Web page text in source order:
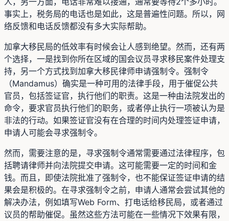
事实上，税务局的电话也是如此，这是普遍性问题。所以，网
络反馈和电话反馈都没有多大实际帮助。
加拿大移民局的低效率有时候会让人感到绝望。然而，还有两
个选择，一是找到你所在区域的国会议员寻求移民案件处理支
持，另一个方式找到加拿大移民律师申请强制令。强制令
（Mandamus）确实是一种可用的法律手段，用于催促公共
官员，包括签证官，执行他们的职责。这是一种由法院发出的
命令，要求官员执行他们的职务，或者停止执行一项被认为是
非法的行动。如果签证官没有在合理的时间内处理签证申请，
申请人可能会寻求强制令。
然而，需要注意的是，寻求强制令通常需要通过法律程序，包
括聘请律师并向法院提交申请。这可能需要一定的时间和金
钱。而且，即使法院批准了强制令，也不能保证签证申请的结
果会是积极的。在寻求强制令之前，申请人通常会尝试其他的
解决办法，例如填写Web Form、打电话给移民局，或者通过
议员的帮助催促。虽然这些方法可能在一些情况下效果有限，